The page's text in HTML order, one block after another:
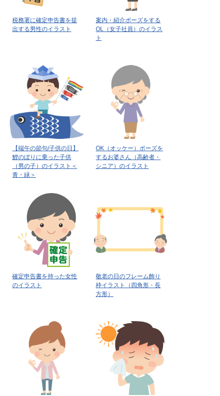
税務署に確定申告書を提
出する男性のイラスト
案内・紹介ポーズをする
OL（女子社員）のイラス
ト
【端午の節句/子供の日】
鯉のぼりに乗った子供
（男の子）のイラスト＜
青・緑＞
OK（オッケー）ポーズを
するお婆さん（高齢者・
シニア）のイラスト
確定申告書を持った女性
のイラスト
敬老の日のフレーム飾り
枠イラスト（四角形・長
方形）